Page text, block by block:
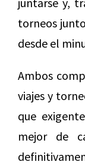
torneos
desde el
Ambos
viajes y
que
mejor de